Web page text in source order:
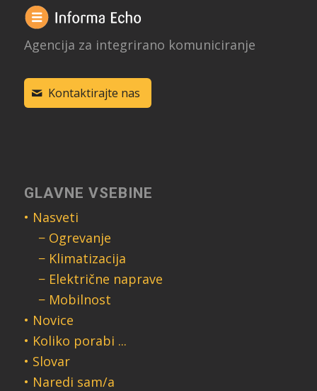
Agencija za integrirano komuniciranje
Kontaktirajte nas
GLAVNE VSEBINE
• Nasveti
− Ogrevanje
− Klimatizacija
− Električne naprave
− Mobilnost
• Novice
• Koliko porabi ...
• Slovar
• Naredi sam/a